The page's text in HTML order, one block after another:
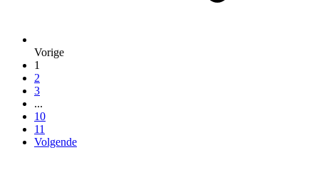
Vorige
1
2
3
...
10
11
Volgende